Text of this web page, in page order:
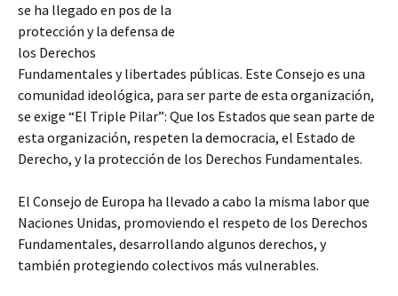
se ha llegado en pos de la
protección y la defensa de
los Derechos
Fundamentales y libertades públicas. Este Consejo es una
comunidad ideológica, para ser parte de esta organización,
se exige “El Triple Pilar”: Que los Estados que sean parte de
esta organización, respeten la democracia, el Estado de
Derecho, y la protección de los Derechos Fundamentales.
El Consejo de Europa ha llevado a cabo la misma labor que
Naciones Unidas, promoviendo el respeto de los Derechos
Fundamentales, desarrollando algunos derechos, y
también protegiendo colectivos más vulnerables.